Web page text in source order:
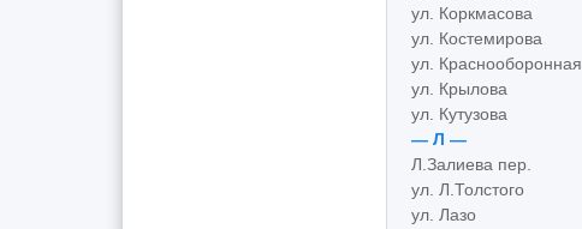
ул. Коркмасова
ул. Костемирова
ул. Краснооборонная
ул. Крылова
ул. Кутузова
— Л —
Л.Залиева пер.
ул. Л.Толстого
ул. Лазо